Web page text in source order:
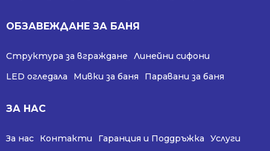
ОБЗАВЕЖДАНЕ ЗА БАНЯ
Структура за вграждане
Линейни сифони
LED огледала
Мивки за баня Паравани за баня
ЗА НАС
За нас Контакти Гаранция и Поддръжка Услуги